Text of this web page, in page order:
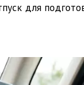
для